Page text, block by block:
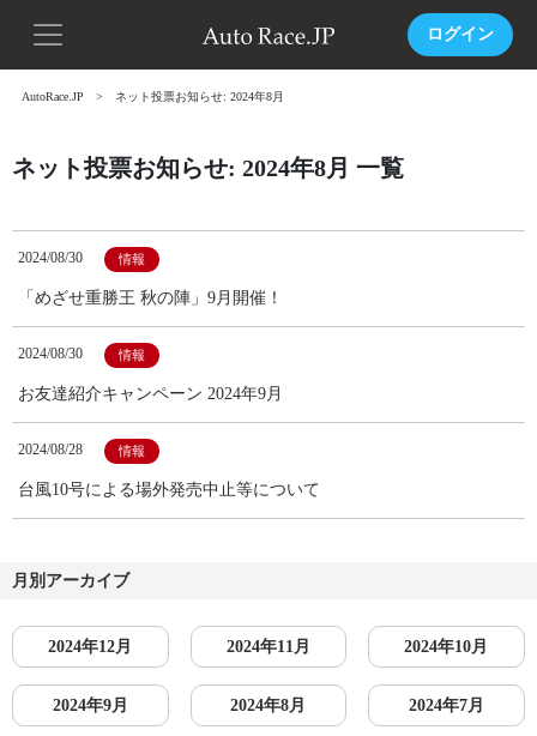
ログイン
AutoRace.JP ネット投票お知らせ: 2024年8月
ネット投票お知らせ: 2024年8月 一覧
2024/08/30 情報
「めざせ重勝王 秋の陣」9月開催！
2024/08/30 情報
お友達紹介キャンペーン 2024年9月
2024/08/28 情報
台風10号による場外発売中止等について
月別アーカイブ
2024年12月 2024年11月 2024年10月
2024年9月 2024年8月 2024年7月